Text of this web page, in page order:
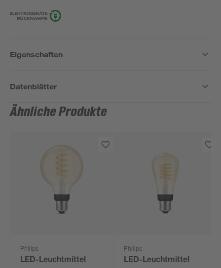
Eigenschaften
Datenblätter
Ähnliche Produkte
Philips
LED-Leuchtmittel
Philips
LED-Leuchtmittel